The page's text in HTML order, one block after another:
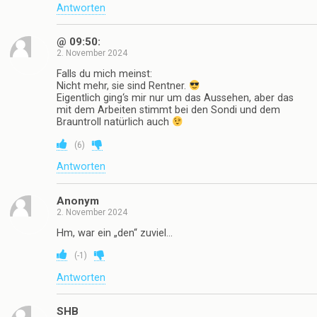
2. November 2024
(-1)
Antworten
@#72
2. November 2024
Na immerhin gehen deine Eltern arbeiten
(-1)
Antworten
@ 09:50:
2. November 2024
Falls du mich meinst:
Nicht mehr, sie sind Rentner.
Eigentlich ging‘s mir nur um das Aussehen, aber das
mit dem Arbeiten stimmt bei den Sondi und dem